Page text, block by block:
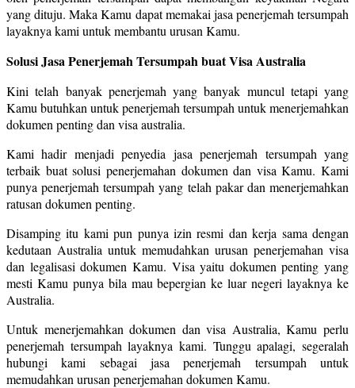
yang dituju. Maka Kamu dapat memakai jasa penerjemah tersumpah
layaknya kami untuk membantu urusan Kamu.
Solusi Jasa Penerjemah Tersumpah buat Visa Australia
Kini telah banyak penerjemah yang banyak muncul tetapi yang
Kamu butuhkan untuk penerjemah tersumpah untuk menerjemahkan
dokumen penting dan visa australia.
Kami hadir menjadi penyedia jasa penerjemah tersumpah yang
terbaik buat solusi penerjemahan dokumen dan visa Kamu. Kami
punya penerjemah tersumpah yang telah pakar dan menerjemahkan
ratusan dokumen penting.
Disamping itu kami pun punya izin resmi dan kerja sama dengan
kedutaan Australia untuk memudahkan urusan penerjemahan visa
dan legalisasi dokumen Kamu. Visa yaitu dokumen penting yang
mesti Kamu punya bila mau bepergian ke luar negeri layaknya ke
Australia.
Untuk menerjemahkan dokumen dan visa Australia, Kamu perlu
penerjemah tersumpah layaknya kami. Tunggu apalagi, segeralah
hubungi kami sebagai jasa penerjemah tersumpah untuk
memudahkan urusan penerjemahan dokumen Kamu.